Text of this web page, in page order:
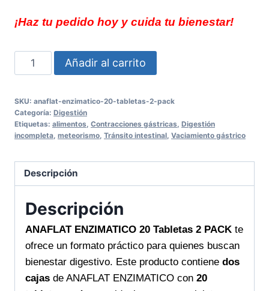
¡Haz tu pedido hoy y cuida tu bienestar!
ANAFLAT
ENZIMATICO
Tabletas
2
PACK
eficiente
para
diario
cantidad
Añadir al carrito
SKU: anaflat-enzimatico-20-tabletas-2-pack
Categoría: Digestión
Etiquetas: alimentos Contracciones gástricas Digestión
incompleta meteorismo Tránsito intestinal Vaciamiento gástrico
Descripción
Descripción
ANAFLAT ENZIMATICO 20 Tabletas 2 PACK te
ofrece un formato práctico para quienes buscan
bienestar digestivo. Este producto contiene dos
cajas de ANAFLAT ENZIMATICO con 20